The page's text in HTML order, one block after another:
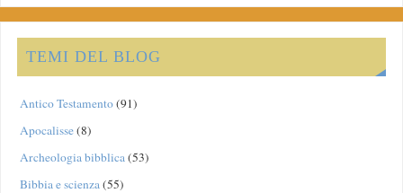
TEMI DEL BLOG
Antico Testamento(91)
Apocalisse(8)
Archeologia bibblica(53)
Bibbia e scienza(55)